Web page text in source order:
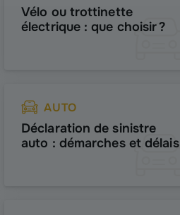
Vélo ou trottinette
électrique : que choisir ?
AUTO
Déclaration de sinistre
auto : démarches et délais